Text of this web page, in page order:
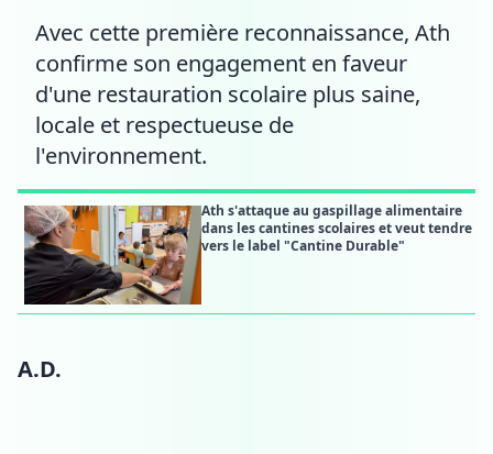
Avec cette première reconnaissance, Ath
confirme son engagement en faveur
d'une restauration scolaire plus saine,
locale et respectueuse de
l'environnement.
Ath s'attaque au gaspillage alimentaire
dans les cantines scolaires et veut tendre
vers le label "Cantine Durable"
A.D.